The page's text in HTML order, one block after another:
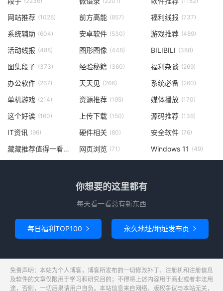
网站推荐 (1028) 前方高能 (857) 福利线报 (737)
系统辅助 (604) 安卓软件 (530) 游戏推荐 (489)
活动线报 (488) 图形图像 (448) BILIBILI (388)
图集段子 (373) 经验秘籍 (360) 福利杂谈 (269)
办公软件 (267) 天天见 (266) 系统必备 (260)
单机游戏 (214) 资源推荐 (195) 媒体播放 (170)
这个好诶 (160) 上传下载 (150) 源码推荐 (136)
IT资讯 (96) 硬件相关 (80) 安全软件 (76)
藏藏推荐值得一看(73) 网页浏览 (71) Windows 11 (49)
你想要的这里都有
每天看一看总有新东西
每日福利TOP100  永久地址/地址发布页 
免责声明：本站为个人博客，博客所发布的一切修改补丁、注册机和注册信息
及软件的文章仅限用于学习和研究目的；不得将上述内容用于商业或者非法用
途，否则，一切后果请用户自负。本站信息来自网络，版权争议与本站无关，